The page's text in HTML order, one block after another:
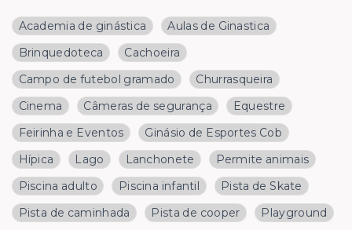
Academia de ginástica
Aulas de Ginastica
Brinquedoteca
Cachoeira
Campo de futebol gramado
Churrasqueira
Cinema
Câmeras de segurança
Equestre
Feirinha e Eventos
Ginásio de Esportes Cob
Hípica
Lago Lanchonete
Permite animais
Piscina adulto
Piscina infantil
Pista de Skate
Pista de caminhada
Pista de cooper Playground